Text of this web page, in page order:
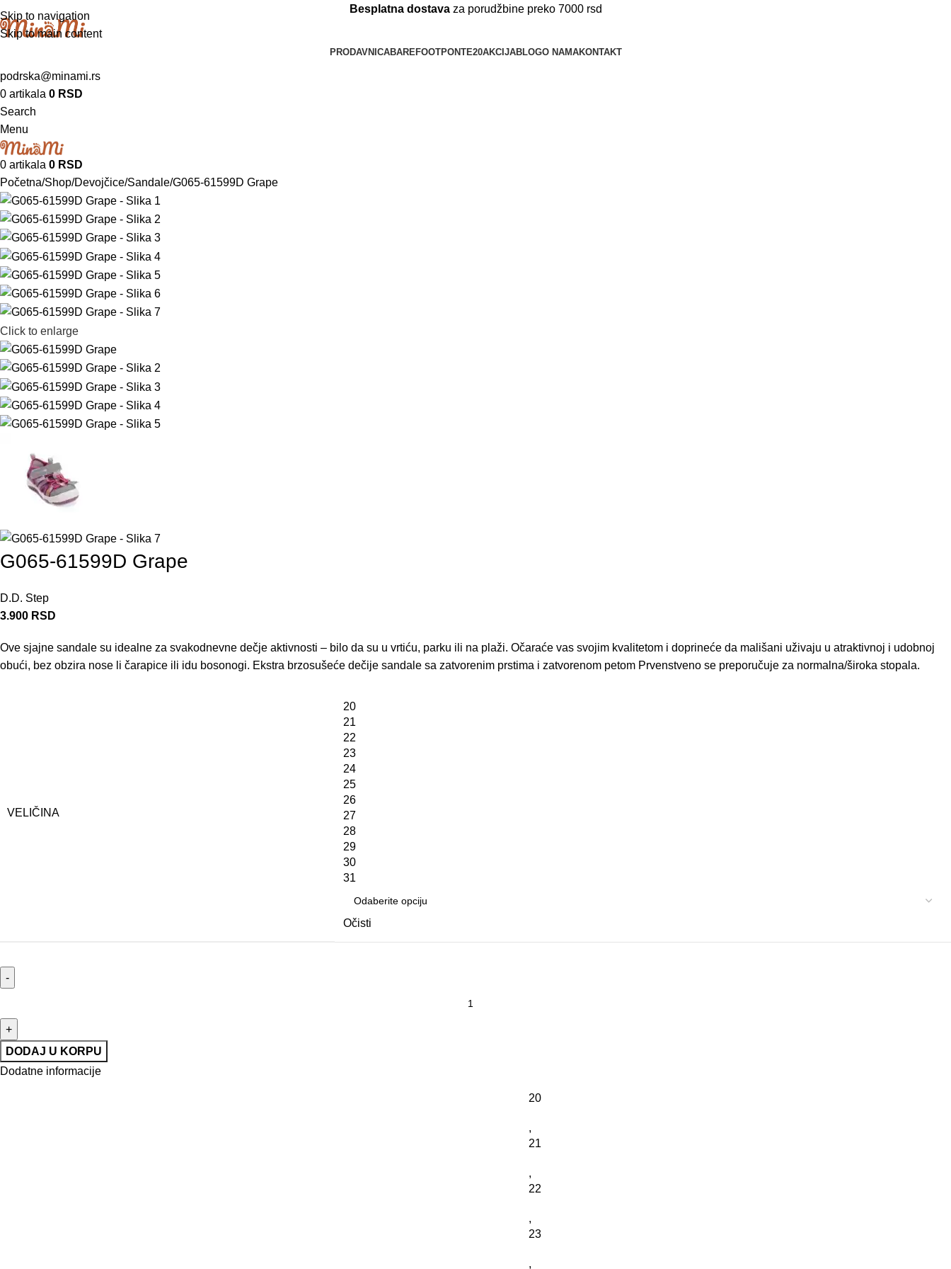
Skip to navigation
Skip to main content
Besplatna dostavaza porudžbine preko 7000 rsd
PRODAVNICABAREFOOTPONTE20AKCIJABLOGO NAMAKONTAKT
podrska@minami.rs
0 artikala 0 RSD
Search
Menu
0 artikala 0 RSD
Početna Shop Devojčice Sandale G065-61599D Grape
Click to enlarge
G065-61599D Grape
D.D. Step
3.900 RSD
Ove sjajne sandale su idealne za svakodnevne dečje aktivnosti – bilo da su u vrtiću, parku ili na plaži. Očaraće vas svojim kvalitetom i doprineće da mališani uživaju u atraktivnoj i udobnoj
obući, bez obzira nose li čarapice ili idu bosonogi. Ekstra brzosušeće dečije sandale sa zatvorenim prstima i zatvorenom petom Prvenstveno se preporučuje za normalna/široka stopala.
VELIČINA
20
21
22
23
24
25
26
27
28
29
30
31
Očisti
DODAJ U KORPU
Dodatne informacije
20
,
21
,
22
,
23
,